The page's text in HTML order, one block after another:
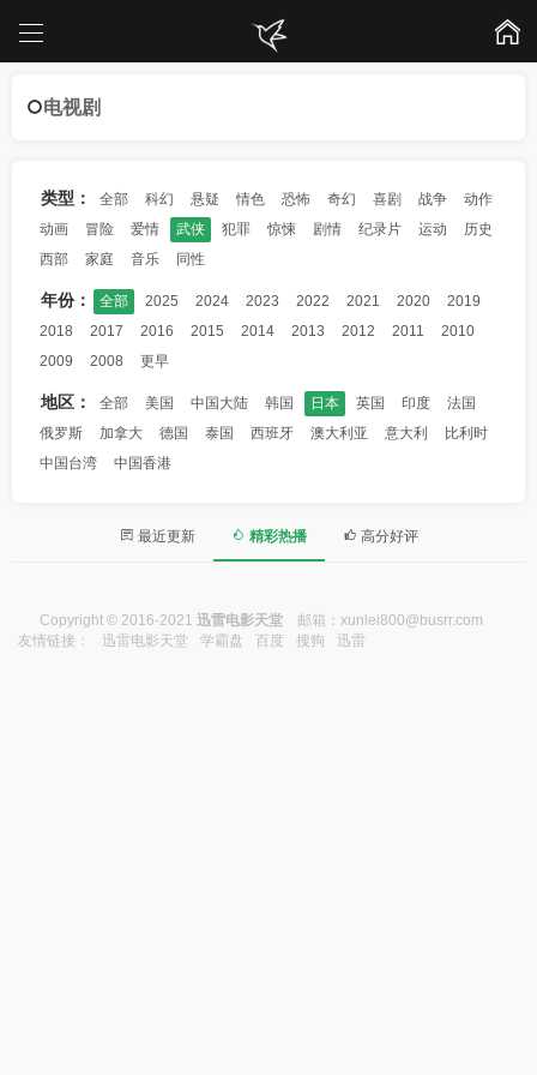
电视剧
类型： 全部 科幻 悬疑 情色 恐怖 奇幻 喜剧 战争
动作
动画
冒险 爱情 武侠 犯罪 惊悚 剧情 纪录片 运动
历史
西部
家庭 音乐 同性
年份： 全部 2025 2024 2023 2022 2021 2020
2019
2018
2017 2016 2015 2014 2013 2012 2011
2010
2009
2008 更早
地区： 全部 美国 中国大陆 韩国 日本 英国 印度
法国
俄罗斯
加拿大 德国 泰国 西班牙 澳大利亚 意大利
比利时
中国台湾
中国香港
最近更新 精彩热播 高分好评
Copyright © 2016-2021 迅雷电影天堂 邮箱： xunlei800@busrr.com
友情链接：
迅雷电影天堂 学霸盘 百度 搜狗 迅雷